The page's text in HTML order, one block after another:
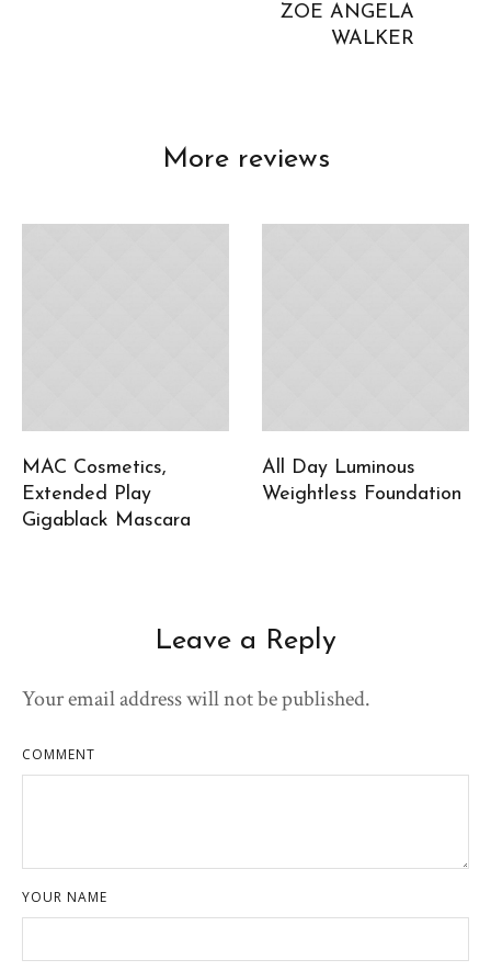
ZOE ANGELA
WALKER
More reviews
MAC Cosmetics,
Extended Play
Gigablack Mascara
All Day Luminous
Weightless Foundation
Leave a Reply
Your email address will not be published.
COMMENT
YOUR NAME